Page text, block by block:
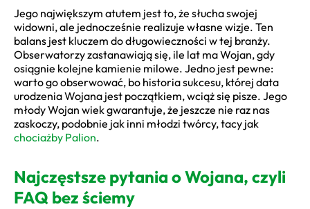
Jego największym atutem jest to, że słucha swojej
widowni, ale jednocześnie realizuje własne wizje. Ten
balans jest kluczem do długowieczności w tej branży.
Obserwatorzy zastanawiają się, ile lat ma Wojan, gdy
osiągnie kolejne kamienie milowe. Jedno jest pewne:
warto go obserwować, bo historia sukcesu, której data
urodzenia Wojana jest początkiem, wciąż się pisze. Jego
młody Wojan wiek gwarantuje, że jeszcze nie raz nas
zaskoczy, podobnie jak inni młodzi twórcy, tacy jak
chociażby Palion.
Najczęstsze pytania o Wojana, czyli
FAQ bez ściemy